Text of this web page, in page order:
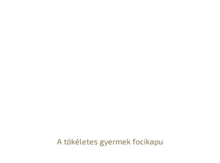
A tökéletes gyermek focikapu